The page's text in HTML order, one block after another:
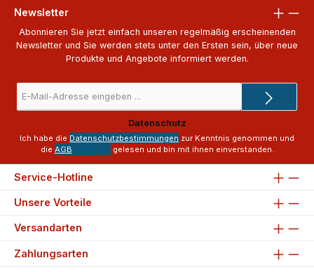
Newsletter
Abonnieren Sie jetzt einfach unseren regelmäßig erscheinenden
Newsletter und Sie werden stets unter den Ersten sein, über neue
Produkte und Angebote informiert werden.
Mail-
Adresse
*
Datenschutz
Ich habe die Datenschutzbestimmungen zur Kenntnis genommen und
die AGB gelesen und bin mit ihnen einverstanden.
Service-Hotline
Unsere Vorteile
Versandarten
Zahlungsarten